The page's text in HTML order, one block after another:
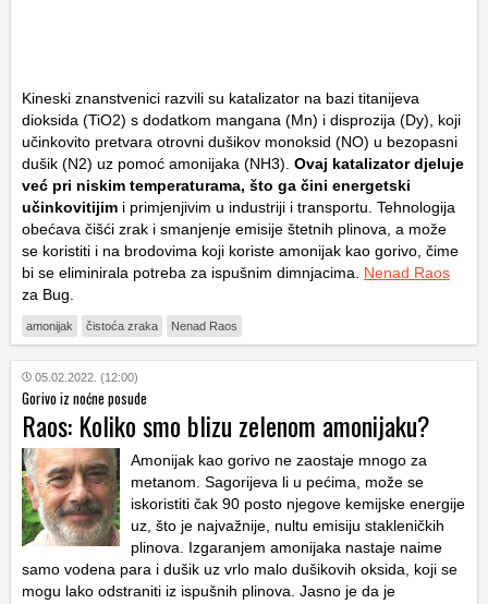
Kineski znanstvenici razvili su katalizator na bazi titanijeva
dioksida (TiO2) s dodatkom mangana (Mn) i disprozija (Dy), koji
učinkovito pretvara otrovni dušikov monoksid (NO) u bezopasni
dušik (N2) uz pomoć amonijaka (NH3). Ovaj katalizator djeluje
već pri niskim temperaturama, što ga čini energetski
učinkovitijim i primjenjivim u industriji i transportu. Tehnologija
obećava čišći zrak i smanjenje emisije štetnih plinova, a može
se koristiti i na brodovima koji koriste amonijak kao gorivo, čime
bi se eliminirala potreba za ispušnim dimnjacima. Nenad Raos
za Bug.
amonijak čistoća zraka Nenad Raos
05.02.2022. (12:00)
Gorivo iz noćne posude
Raos: Koliko smo blizu zelenom amonijaku?
Amonijak kao gorivo ne zaostaje mnogo za
metanom. Sagorijeva li u pećima, može se
iskoristiti čak 90 posto njegove kemijske energije
uz, što je najvažnije, nultu emisiju stakleničkih
plinova. Izgaranjem amonijaka nastaje naime
samo vodena para i dušik uz vrlo malo dušikovih oksida, koji se
mogu lako odstraniti iz ispušnih plinova. Jasno je da je